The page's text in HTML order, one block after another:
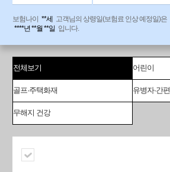
보험나이 **세
고객님의 상령일(보험료 인상 예정일)은
****년 **월 **일 입니다.
전체보기 어린이
골프·주택화재 유병자·간
무해지 건강